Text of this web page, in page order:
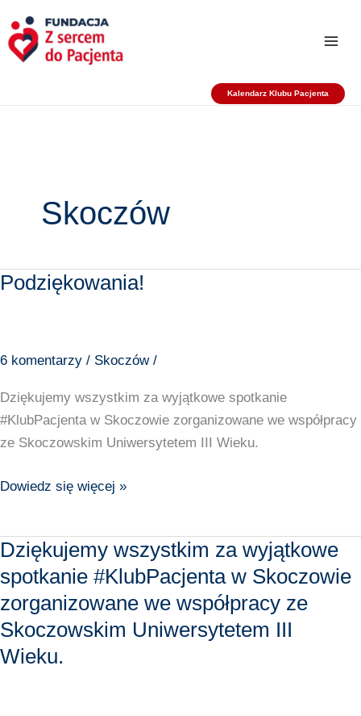
do
treści
Kalendarz Klubu Pacjenta
Skoczów
Podziękowania!
6 komentarzy / Skoczów/
Dziękujemy wszystkim za wyjątkowe spotkanie
#KlubPacjenta w Skoczowie zorganizowane we współpracy
ze Skoczowskim Uniwersytetem III Wieku.
Podziękowania!
Dowiedz się więcej »
Dziękujemy wszystkim za wyjątkowe
spotkanie #KlubPacjenta w Skoczowie
zorganizowane we współpracy ze
Skoczowskim Uniwersytetem III
Wieku.
Dziękujemy
wszystkim
za
wyjątkowe
spotkanie
#KlubPacjenta